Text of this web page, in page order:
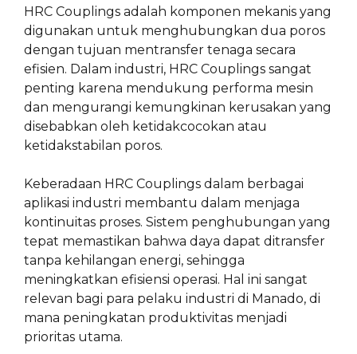
HRC Couplings adalah komponen mekanis yang
digunakan untuk menghubungkan dua poros
dengan tujuan mentransfer tenaga secara
efisien. Dalam industri, HRC Couplings sangat
penting karena mendukung performa mesin
dan mengurangi kemungkinan kerusakan yang
disebabkan oleh ketidakcocokan atau
ketidakstabilan poros.
Keberadaan HRC Couplings dalam berbagai
aplikasi industri membantu dalam menjaga
kontinuitas proses. Sistem penghubungan yang
tepat memastikan bahwa daya dapat ditransfer
tanpa kehilangan energi, sehingga
meningkatkan efisiensi operasi. Hal ini sangat
relevan bagi para pelaku industri di Manado, di
mana peningkatan produktivitas menjadi
prioritas utama.